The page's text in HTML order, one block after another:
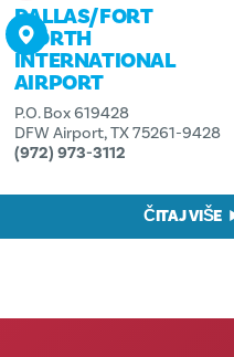
DALLAS/​FORT
WORTH
INTERNATIONAL
AIRPORT
P.O. Box 619428
DFW Airport, TX 75261-9428
(972) 973-3112
ČITAJ VIŠE